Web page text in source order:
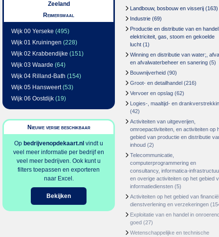
Zeeland
Reimerswaal
Wijk 00 Yerseke (495)
Wijk 01 Kruiningen (228)
Wijk 02 Krabbendijke (151)
Wijk 03 Waarde (64)
Wijk 04 Rilland-Bath (154)
Wijk 05 Hansweert(53)
Wijk 06 Oostdijk (19)
Nieuwe versie beschikbaar
Op bedrijvenopdekaart.nl vindt u
veel meer informatie per bedrijf en
veel meer bedrijven. Ook kunt u
filters toepassen en exporteren
naar Excel.
Bekijken
Landbouw, bosbouw en visserij (163)
Industrie (69)
Productie en distributie van en
elektriciteit, gas, stoom en gekoelde
lucht (1)
Winning en distributie van water;,
en afvalwaterbeheer en sanering (5)
Bouwnijverheid (90)
Groot- en detailhandel (216)
Vervoer en opslag (62)
Logies-, maaltijd- en
(42)
Activiteiten van uitgeverijen,
omroepactiviteiten, en activiteiten op
gebied van productie en distributie
inhoud (2)
Telecommunicatie,
computerprogrammering en
consultancy, informatica-
en overige activiteiten op het gebied
informatiediensten (5)
Activiteiten op het gebied van
dienstverlening en verzekeringen
Exploitatie van en handel in
goed (27)
Wetenschappelijke en technische